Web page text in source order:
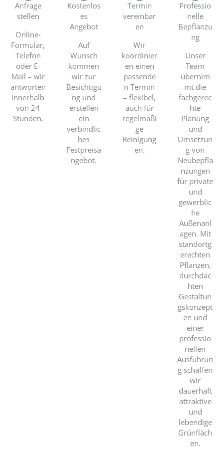
Anfrage
stellen
Online-
Formular,
Telefon
oder E-
Mail – wir
antworten
innerhalb
von 24
Stunden.
Kostenlos
es
Angebot
Auf
Wunsch
kommen
wir zur
Besichtigu
ng und
erstellen
ein
verbindlic
hes
Festpreisa
ngebot.
Termin
vereinbar
en
Wir
koordinier
en einen
passende
n Termin
– flexibel,
auch für
regelmäßi
ge
Reinigung
en.
Professio
nelle
Bepflanzu
ng
Unser
Team
übernim
mt die
fachgerec
hte
Planung
und
Umsetzun
g von
Neubepfla
nzungen
für private
und
gewerblic
he
Außenanl
agen. Mit
standortg
erechten
Pflanzen,
durchdac
hten
Gestaltun
gskonzept
en und
einer
professio
nellen
Ausführun
g schaffen
wir
dauerhaft
attraktive
und
lebendige
Grünfläch
en.